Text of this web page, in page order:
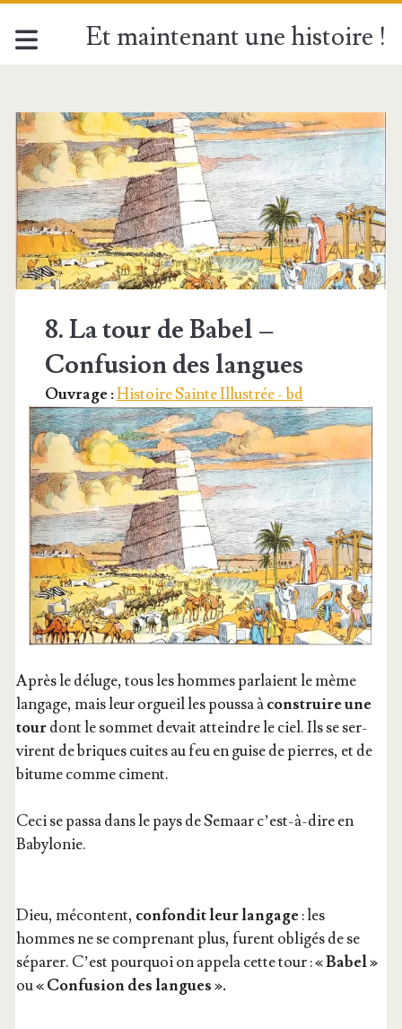
Et maintenant une histoire !
Étiquette :
<span>Tour
de
Babel</span>
8. La tour de Babel –
Confusion des langues
Ouvrage :Histoire Sainte Illustrée - bd
Après le déluge, tous les hommes par­laient le mème
lan­gage, mais leur orgueil les pous­sa àconstruire une
tourdont le som­met devait atteindre le ciel. Ils se ser­
virent de briques cuites au feu en guise de pierres, et de
bitume comme ciment.
Ceci se pas­sa dans le pays de Semaar c’est-à-dire en
Babylonie.
Dieu, mécon­tent, confon­dit leur lan­gage: les
hommes ne se com­pre­nant plus, furent obli­gés de se
sépa­rer. C’est pour­quoi on appe­la cette tour :« Babel »
ou« Confu­sion des langues ».